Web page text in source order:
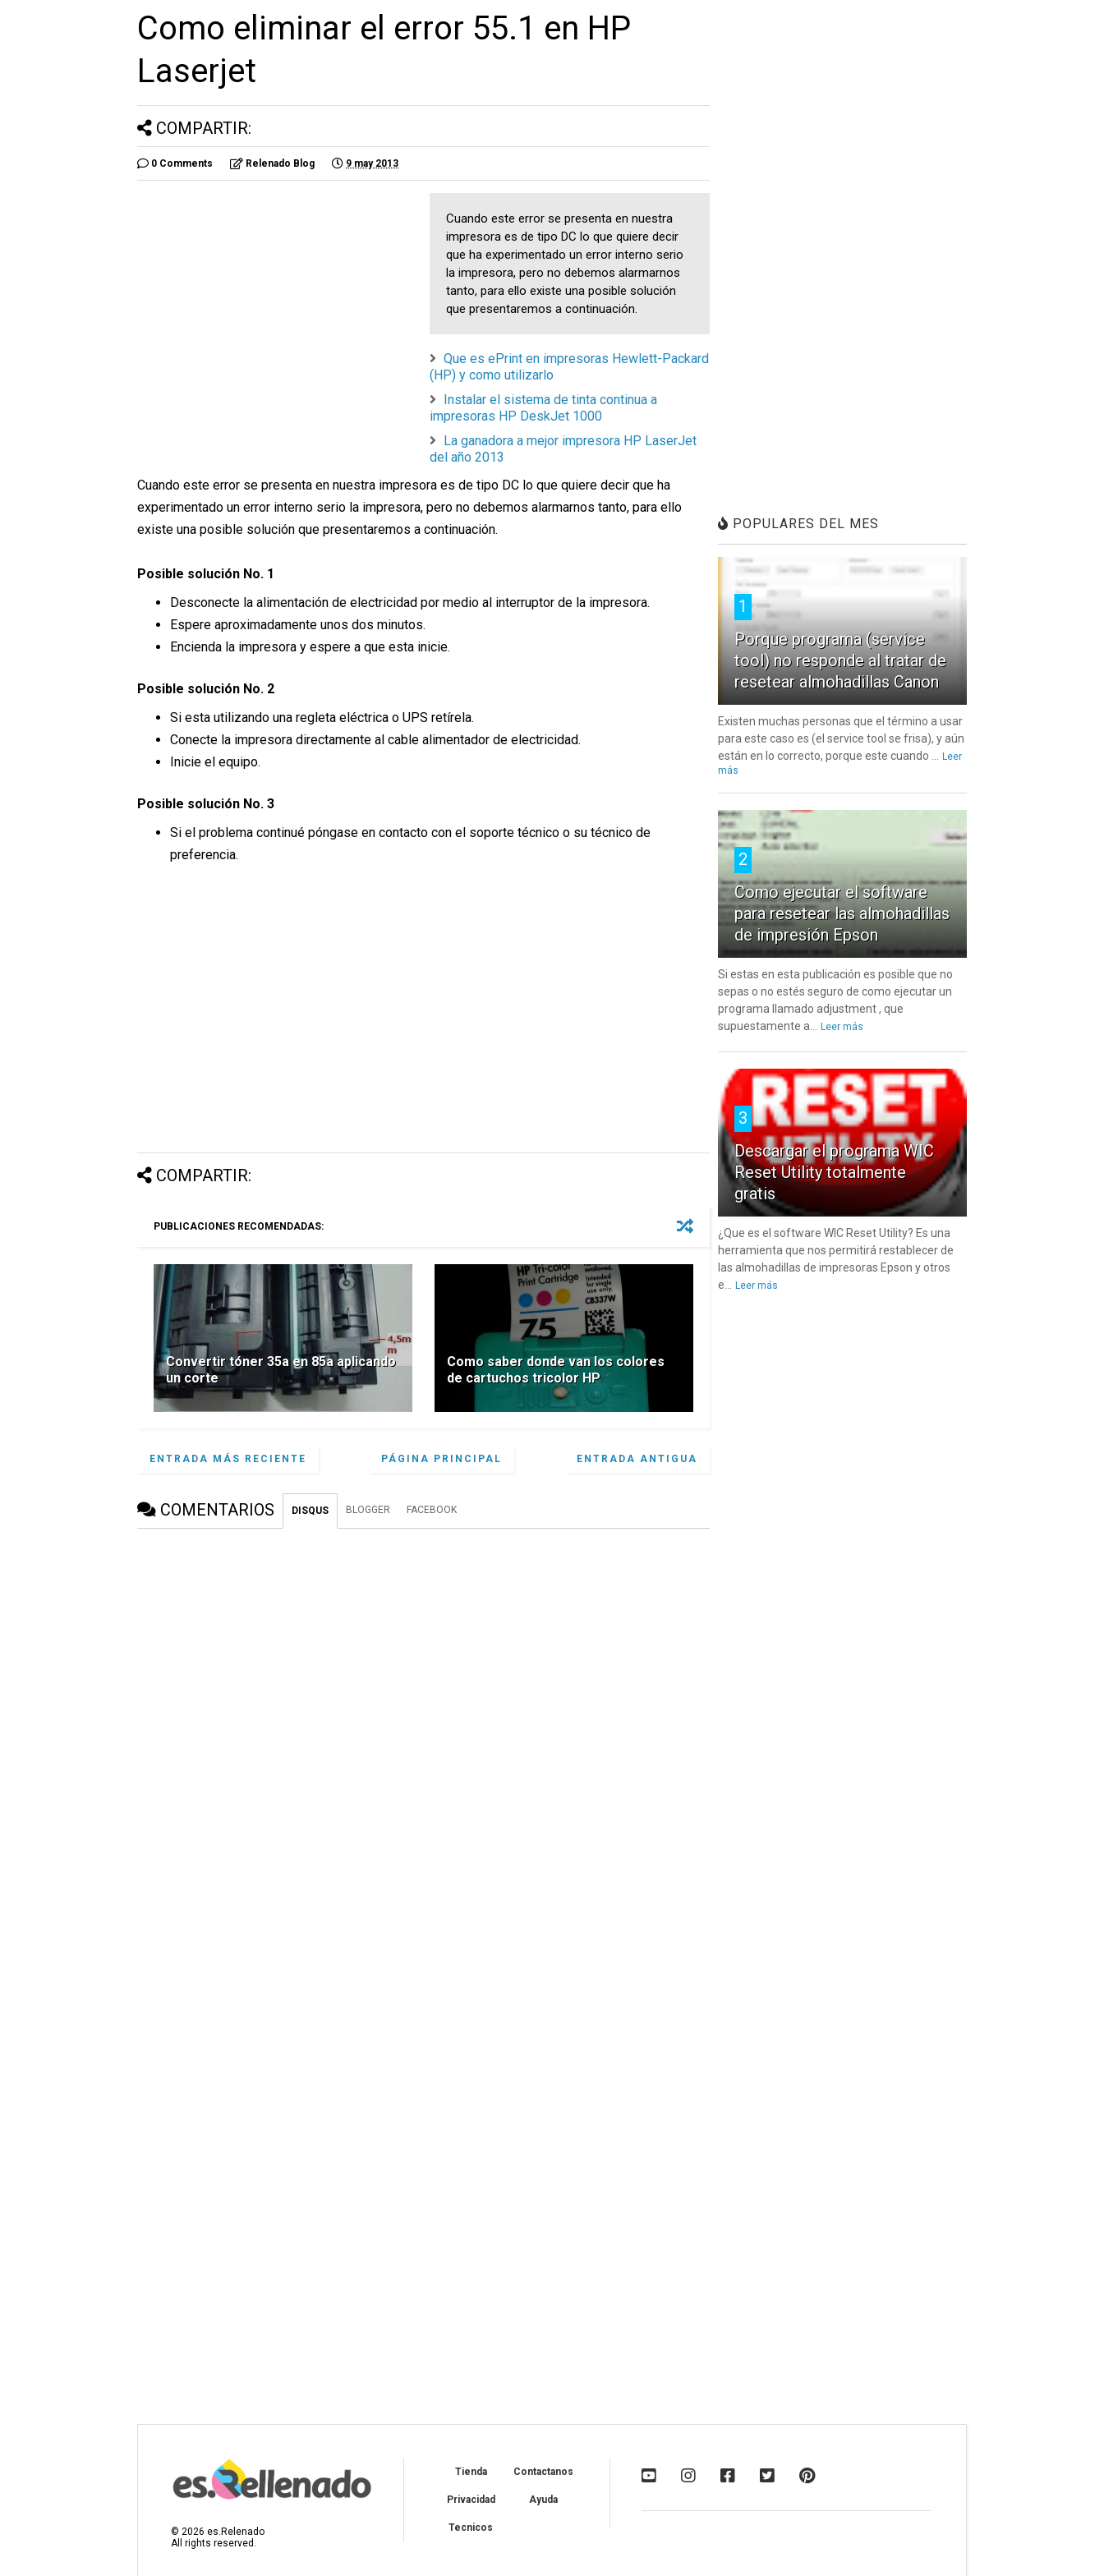
Como eliminar el error 55.1 en HP
Laserjet
COMPARTIR:
0 Comments Relenado Blog 9 may 2013
Cuando este error se presenta en nuestra
impresora es de tipo DC lo que quiere decir
que ha experimentado un error interno serio
la impresora, pero no debemos alarmarnos
tanto, para ello existe una posible solución
que presentaremos a continuación.
Que es ePrint en impresoras Hewlett-Packard
(HP) y como utilizarlo
Instalar el sistema de tinta continua a
impresoras HP DeskJet 1000
La ganadora a mejor impresora HP LaserJet
del año 2013
Cuando este error se presenta en nuestra impresora es de tipo DC lo que quiere decir que ha
experimentado un error interno serio la impresora, pero no debemos alarmarnos tanto, para ello
existe una posible solución que presentaremos a continuación.
Posible solución No. 1
Desconecte la alimentación de electricidad por medio al interruptor de la impresora.
Espere aproximadamente unos dos minutos.
Encienda la impresora y espere a que esta inicie.
Posible solución No. 2
Si esta utilizando una regleta eléctrica o UPS retírela.
Conecte la impresora directamente al cable alimentador de electricidad.
Inicie el equipo.
Posible solución No. 3
Si el problema continué póngase en contacto con el soporte técnico o su técnico de
preferencia.
COMPARTIR:
PUBLICACIONES RECOMENDADAS:
Convertir tóner 35a en 85a aplicando
un corte
Como saber donde van los colores
de cartuchos tricolor HP
ENTRADA MÁS RECIENTE ENTRADA ANTIGUA
PÁGINA PRINCIPAL
COMENTARIOS DISQUS BLOGGER FACEBOOK
POPULARES DEL MES
1
Porque programa (service
tool) no responde al tratar de
resetear almohadillas Canon
Existen muchas personas que el término a usar
para este caso es (el service tool se frisa), y aún
están en lo correcto, porque este cuando ...
Leer
más
2
Como ejecutar el software
para resetear las almohadillas
de impresión Epson
Si estas en esta publicación es posible que no
sepas o no estés seguro de como ejecutar un
programa llamado adjustment , que
supuestamente a...
Leer más
3
Descargar el programa WIC
Reset Utility totalmente
gratis
¿Que es el software WIC Reset Utility? Es una
herramienta que nos permitirá restablecer de
las almohadillas de impresoras Epson y otros
e...
Leer más
©2026 es.Relenado
All rights reserved.
Tienda Contactanos
Privacidad Ayuda
Tecnicos